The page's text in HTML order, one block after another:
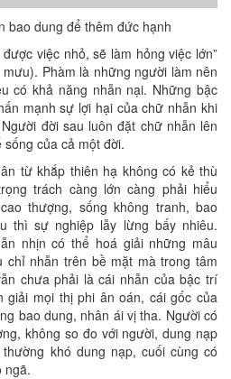
bao dung để thêm đức hạnh
việc nhỏ, sẽ làm hỏng việc lớn”
Phàm là những người làm nên
có khả năng nhẫn nại. Những bậc
mạnh sự lợi hại của chữ nhẫn khi
đời sau luôn đặt chữ nhẫn lên
của cả một đời.
từ khắp thiên hạ không có kẻ thù
trách càng lớn càng phải hiểu
thượng, sống không tranh, bao
thì sự nghiệp lẫy lừng bấy nhiêu.
nhịn có thể hoá giải những mâu
chỉ nhẫn trên bề mặt mà trong tâm
chưa phải là cái nhẫn của bậc trí
giải mọi thị phi ân oán, cái gốc của
bao dung, nhân ái vị tha. Người có
không so đo với người, dung nạp
khó dung nạp, cuối cùng có
ngã.